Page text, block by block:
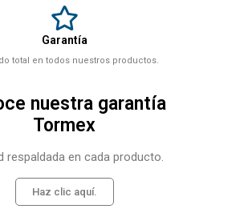
Garantía
total en todos nuestros productos.
nuestra garantía
Tormex
respaldada en cada producto.
Haz clic aquí.